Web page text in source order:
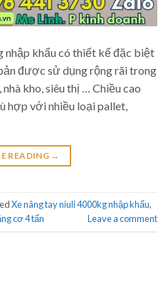
nhập khẩu có thiết kế đặc biệt
được sử dụng rộng rãi trong
kho, siêu thị … Chiều cao
hợp với nhiều loại pallet,
READING →
Xe nâng tay niuli 4000kg nhập khẩu,
cơ 4 tấn Leave a comment